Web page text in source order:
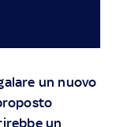
un nuovo
un